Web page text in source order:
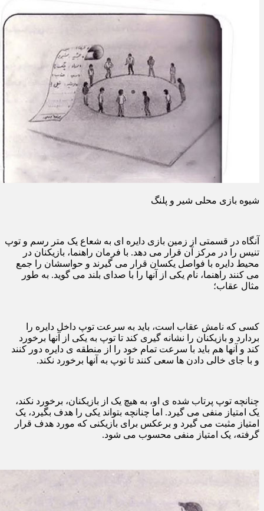
شیوه بازی محلی شیر و پلنگ
آنگاه در قسمتی از زمین بازی دایره ای به شعاع یک متر رسم و توپ
تنیس را در مرکز آن قرار می دهد. با فرمان راهنما، بازیکنان در
محیط دایره با فواصل یکسان قرار می گیرند و حواسشان را جمع
می کنند راهنما، نام یکی از آنها را با صدای بلند می گوید. به طور
مثال عقاب؛
کسی که نامش عقاب است، باید به سرعت توپ داخل دایره را
بردارد و بازیکنان را نشانه گیری کند تا توپ به یکی از آنها برخورد
کند و آنها هم باید با سرعت تمام خود را از منطقه ی دایره دور کنند
و با جای خالی دادن ها سعی کنند تا توپ به آنها برخورد نکند.
چنانچه توپ پرتاب شده ی او، به هیچ یک از بازیکنان، برخورد نکند،
یک امتیاز منفی می گیرد. اما چنانچه بتواند یکی را هدف بگیرد، یک
امتیاز مثبت می گیرد و برعکس برای بازیکنی که مورد هدف قرار
گرفته، یک امتیاز منفی محسوب می شود.